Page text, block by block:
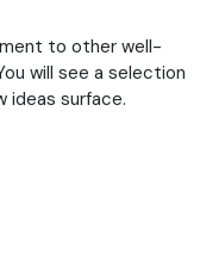
to other well-
will see a selection
ideas surface.